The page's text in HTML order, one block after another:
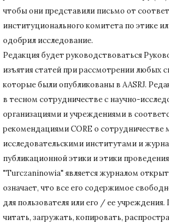
чтобы они представили письмо от
институционального комитета по этике
одобрил исследование.
Редакция будет руководствоваться
изъятия статей при рассмотрении любых
которые были опубликованы в AASRJ.
в тесном сотрудничестве с научно-
организациями и учреждениями в
рекомендациями CORE о сотрудничестве
исследовательскими институтами и
публикационной этики и этики
"Turczaninowia" является журналом
означает, что все его содержимое
для пользователя или его / ее учреждения.
читать, загружать, копировать,